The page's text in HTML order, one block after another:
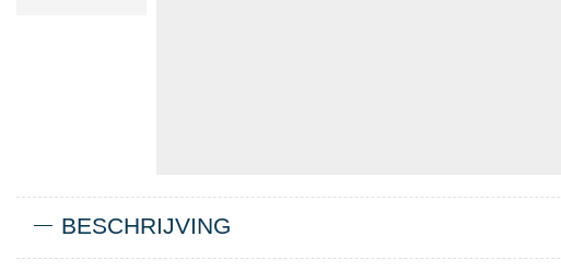
BESCHRIJVING